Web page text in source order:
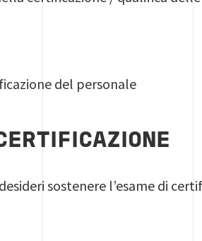
del personale
sostenere l’esame di